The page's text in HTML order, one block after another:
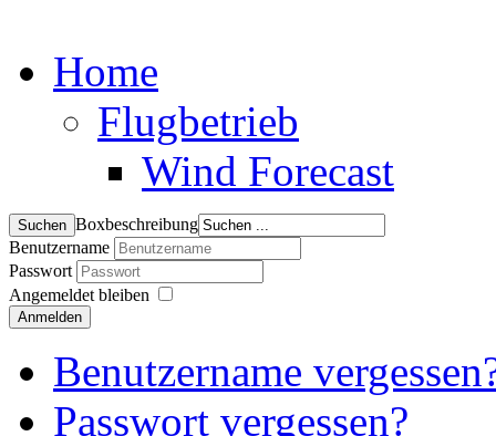
Home
Flugbetrieb
Wind Forecast
Boxbeschreibung
Benutzername
Passwort
Angemeldet bleiben
Anmelden
Benutzername
Passwort vergessen?